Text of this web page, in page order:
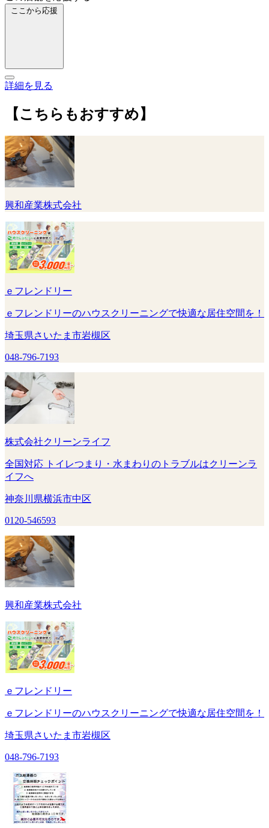
ここから応援
詳細を見る
【こちらもおすすめ】
興和産業株式会社
ｅフレンドリー
ｅフレンドリーのハウスクリーニングで快適な居住空間を！
埼玉県さいたま市岩槻区
048-796-7193
株式会社クリーンライフ
全国対応 トイレつまり・水まわりのトラブルはクリーンラ
イフへ
神奈川県横浜市中区
0120-546593
興和産業株式会社
ｅフレンドリー
ｅフレンドリーのハウスクリーニングで快適な居住空間を！
埼玉県さいたま市岩槻区
048-796-7193